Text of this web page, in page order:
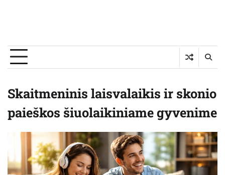
Skaitmeninis laisvalaikis ir skonio
paieškos šiuolaikiniame gyvenime